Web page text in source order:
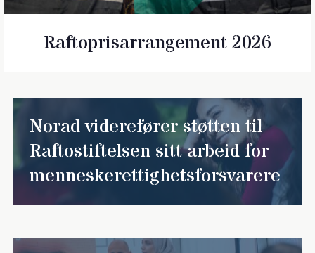
Raftoprisarrangement 2026
Norad viderefører støtten til
Raftostiftelsen sitt arbeid for
menneskerettighetsforsvarere